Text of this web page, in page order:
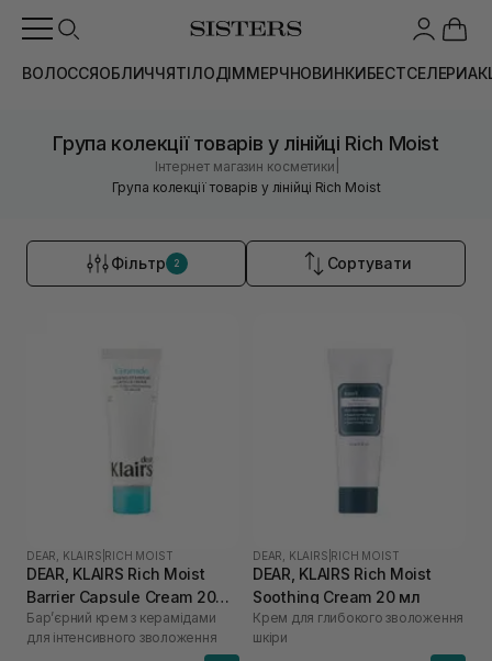
ВОЛОССЯОБЛИЧЧЯТІЛОДІММЕРЧНОВИНКИБЕСТСЕЛЕРИ
Група колекції товарів у лінійці Rich Moist
Інтернет магазин косметики
Група колекції товарів у лінійці Rich Moist
Фільтр 2 Сортувати
DEAR, KLAIRS RICH MOIST
DEAR, KLAIRS Rich Moist
Barrier Capsule Cream 20
мл
Бар’єрний крем з керамідами
для інтенсивного зволоження
DEAR, KLAIRS RICH MOIST
DEAR, KLAIRS Rich Moist
Soothing Cream 20 мл
Крем для глибокого зволоження
шкіри